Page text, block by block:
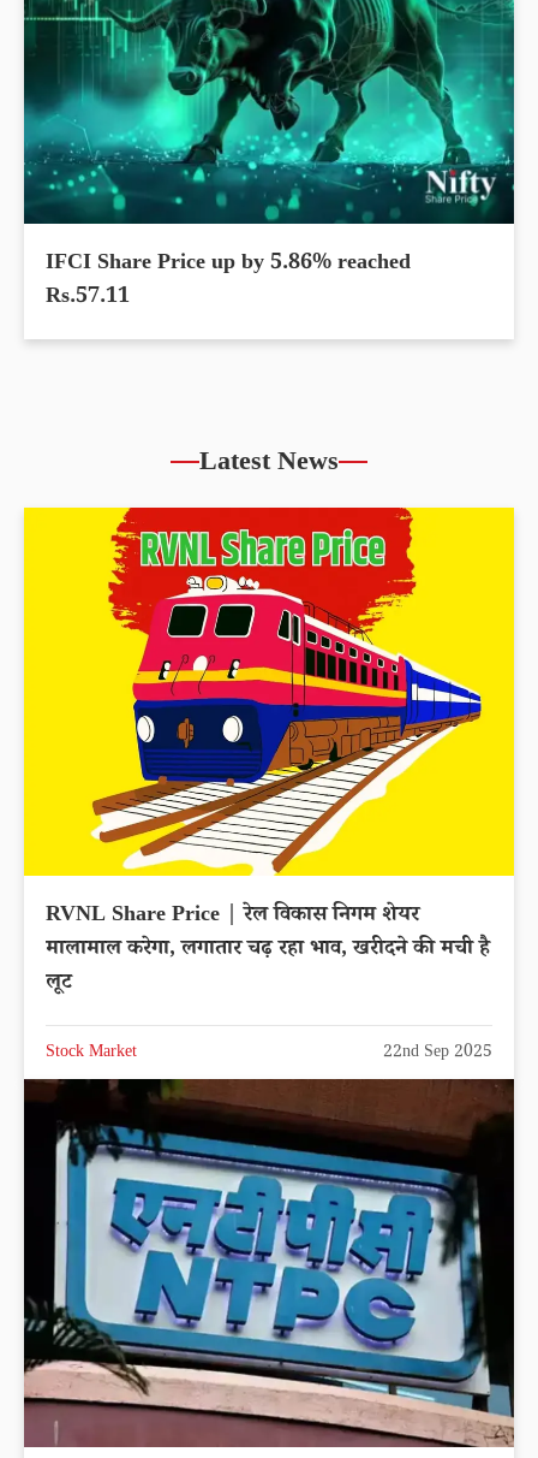
IFCI Share Price up by 5.86% reached
Rs.57.11
Latest News
RVNL Share Price | रेल विकास निगम शेयर
मालामाल करेगा, लगातार चढ़ रहा भाव, खरीदने की मची है
लूट
Stock Market 22nd Sep 2025